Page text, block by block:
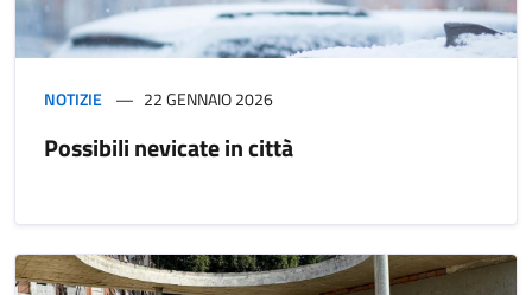
NOTIZIE 22 GENNAIO 2026
Possibili nevicate in città